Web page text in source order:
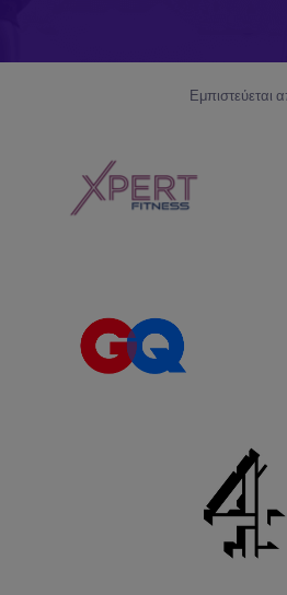
Εμπιστεύεται